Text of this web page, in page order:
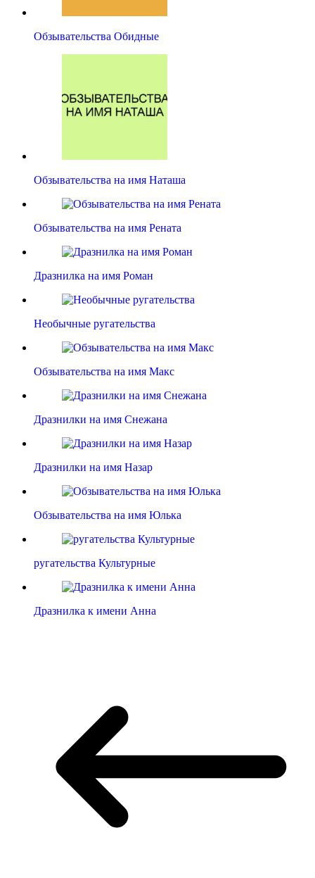
Обзывательства Обидные
Обзывательства на имя Наташа
Обзывательства на имя Рената
Дразнилка на имя Роман
Необычные ругательства
Обзывательства на имя Макс
Дразнилки на имя Снежана
Дразнилки на имя Назар
Обзывательства на имя Юлька
ругательства Культурные
Дразнилка к имени Анна